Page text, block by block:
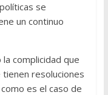
se
un continuo
complicidad que
resoluciones
es el caso de